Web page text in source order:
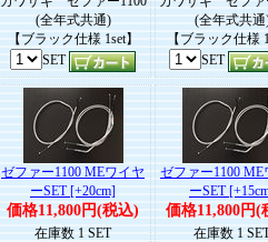
(全年式共通)
【ブラック仕様 1set】
SET
(全年式共通
【ブラック仕様
SET
ゼファー1100 MEワイヤ
ーSET [+20cm]
価格11,800円(税込)
在庫数 1 SET
ゼファー1100 ME
ーSET
価格11,800円(
在庫数 1